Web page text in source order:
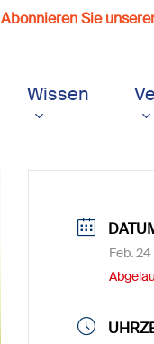
Abonnieren Sie
Wissen
Feb.